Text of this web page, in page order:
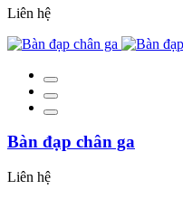
Liên hệ
Bàn đạp chân ga
Liên hệ